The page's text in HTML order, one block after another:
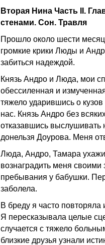
Вторая Нина Часть II.
стенами. Сон. Травля
Прошло около шести
громкие крики Люды и
забиться надеждой.
Князь Андро и Люда, мои
обессиленная и
тяжело ударившись о
нас. Князь Андро без
отказавшись
донельзя Доурова. Меня
Люда, Андро, Тамара
вознаградить меня
пребывания у бабушки.
заболела.
В бреду я часто
Я пересказывала целые
случается с тяжело
близкие друзья узнали